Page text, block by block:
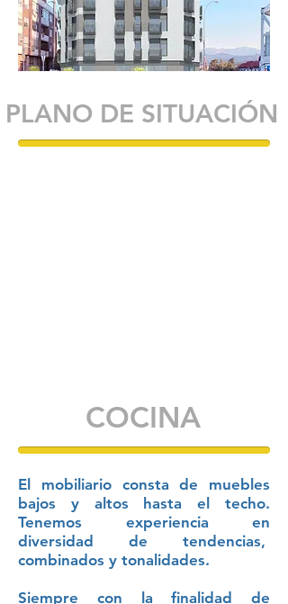
PLANO DE SITUACIÓN
COCINA
​El mobiliario consta de muebles
bajos y altos hasta el techo.
Tenemos experiencia en
diversidad de tendencias,
combinados y tonalidades.
Siempre con la finalidad de